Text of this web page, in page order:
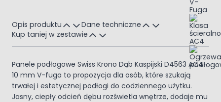
Opis produktu
Dane techniczne
Kup taniej w zestawie
Panele podłogowe Swiss Krono Dąb Kaspijski D4563 AC4
10 mm V-fuga to propozycja dla osób, które szukają
trwałej i estetycznej podłogi do codziennego użytku.
Jasny, ciepły odcień dębu rozświetla wnętrze, dodaje mu